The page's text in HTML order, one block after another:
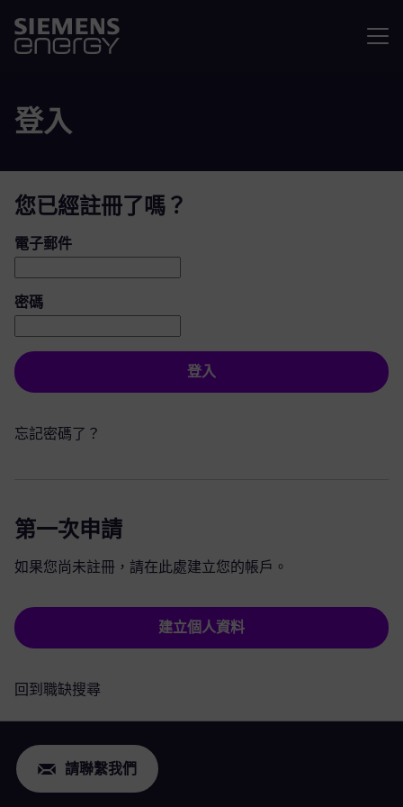
登入
您已經註冊了嗎？
登入：使用者和密碼
電子郵件
密碼
登入
忘記密碼了？
第一次申請
如果您尚未註冊，請在此處建立您的帳戶。
建立個人資料
回到職缺搜尋
請聯繫我們